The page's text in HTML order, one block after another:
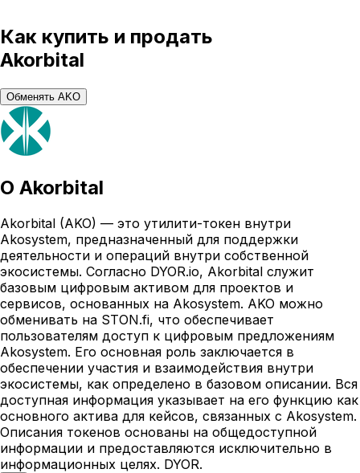
Как купить и продать
Akorbital
Обменять AKO
О Akorbital
Akorbital (AKO) — это утилити-токен внутри
Akosystem, предназначенный для поддержки
деятельности и операций внутри собственной
экосистемы. Согласно DYOR.io, Akorbital служит
базовым цифровым активом для проектов и
сервисов, основанных на Akosystem. AKO можно
обменивать на STON.fi, что обеспечивает
пользователям доступ к цифровым предложениям
Akosystem. Его основная роль заключается в
обеспечении участия и взаимодействия внутри
экосистемы, как определено в базовом описании. Вся
доступная информация указывает на его функцию как
основного актива для кейсов, связанных с Akosystem.
Описания токенов основаны на общедоступной
информации и предоставляются исключительно в
информационных целях. DYOR.